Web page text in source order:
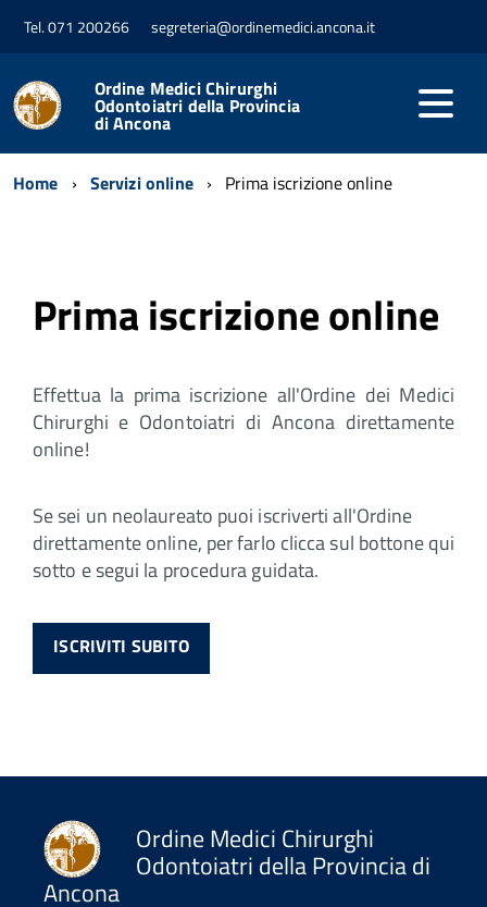
Tel. 071 200266 segreteria@ordinemedici.ancona.it
Ordine Medici Chirurghi
Odontoiatri della Provincia
di Ancona
Home Servizi online Prima iscrizione online
Prima iscrizione online
Effettua la prima iscrizione all'Ordine dei Medici
Chirurghi e Odontoiatri di Ancona direttamente
online!
Se sei un neolaureato puoi iscriverti all'Ordine
direttamente online, per farlo clicca sul bottone qui
sotto e segui la procedura guidata.
ISCRIVITI SUBITO
Ordine Medici Chirurghi
Odontoiatri della Provincia di
Ancona